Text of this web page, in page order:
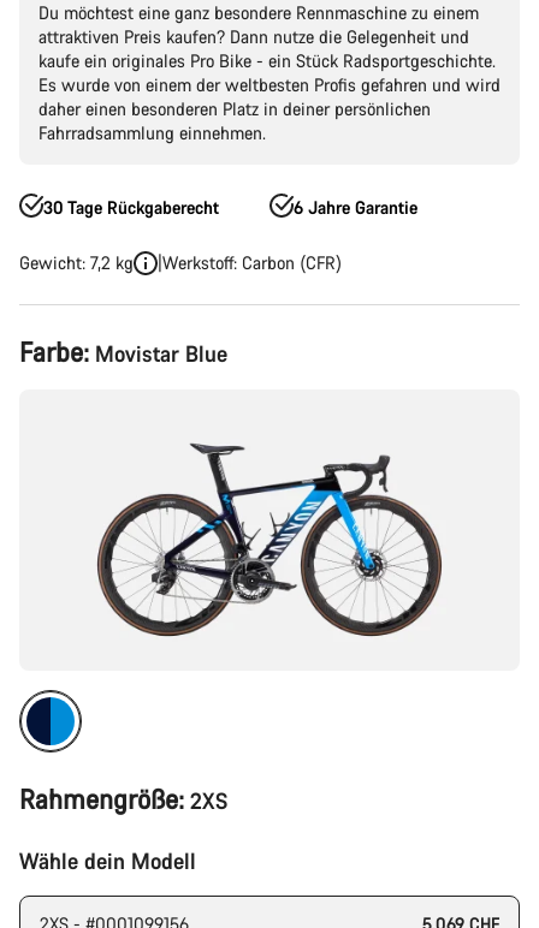
Du möchtest eine ganz besondere Rennmaschine zu einem
attraktiven Preis kaufen? Dann nutze die Gelegenheit und
kaufe ein originales Pro Bike - ein Stück Radsportgeschichte.
Es wurde von einem der weltbesten Profis gefahren und wird
daher einen besonderen Platz in deiner persönlichen
Fahrradsammlung einnehmen.
30 Tage Rückgaberecht 6 Jahre Garantie
Gewicht: 7,2 kg Werkstoff: Carbon (CFR)
Produktkonfiguration
Farbe: Movistar Blue
Rahmengröße: 2XS
Wähle dein Modell